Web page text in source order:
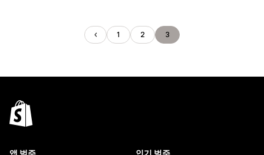
1 2 3
앱 범주 인기 범주